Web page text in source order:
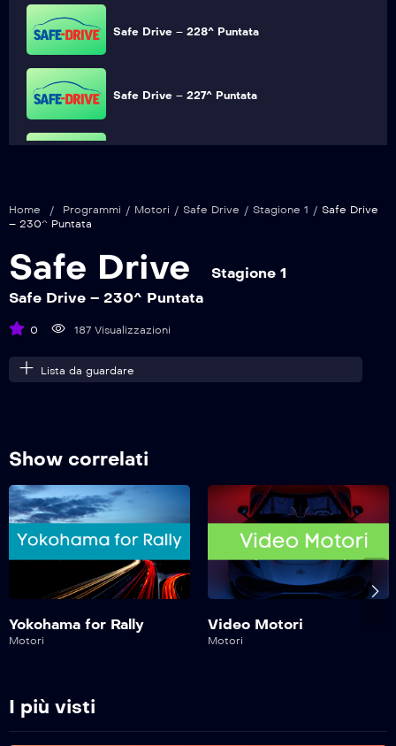
Safe Drive – 228^ Puntata
Safe Drive – 227^ Puntata
Safe Drive – 220^ Puntata
Safe Drive – 217^ Puntata
Home / Programmi / Motori / Safe Drive / Stagione 1 / Safe Drive
– 230^ Puntata
Safe Drive
Stagione 1
Safe Drive – 230^ Puntata
0 187 Visualizzazioni
Lista da guardare
Show correlati
Yokohama for Rally
Motori
Video Motori
Motori
I più visti